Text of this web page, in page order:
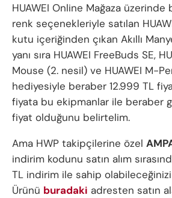
HUAWEI Online Mağaza üzerinde
renk seçenekleriyle satılan
kutu içeriğinden çıkan Akıllı
yanı sıra HUAWEI FreeBuds SE,
Mouse (2. nesil) ve HUAWEI M-
hediyesiyle beraber 12.999 TL
fiyata bu ekipmanlar ile beraber
fiyat olduğunu belirtelim.
Ama HWP takipçilerine özel
indirim kodunu satın alım
TL indirim ile sahip
Ürünü buradaki adresten satın